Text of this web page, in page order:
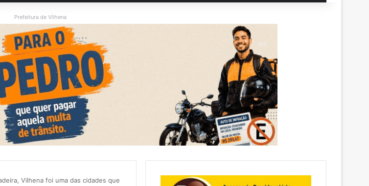
por
Prefeitura de Vilhena
Vilhena foi uma das cidades que